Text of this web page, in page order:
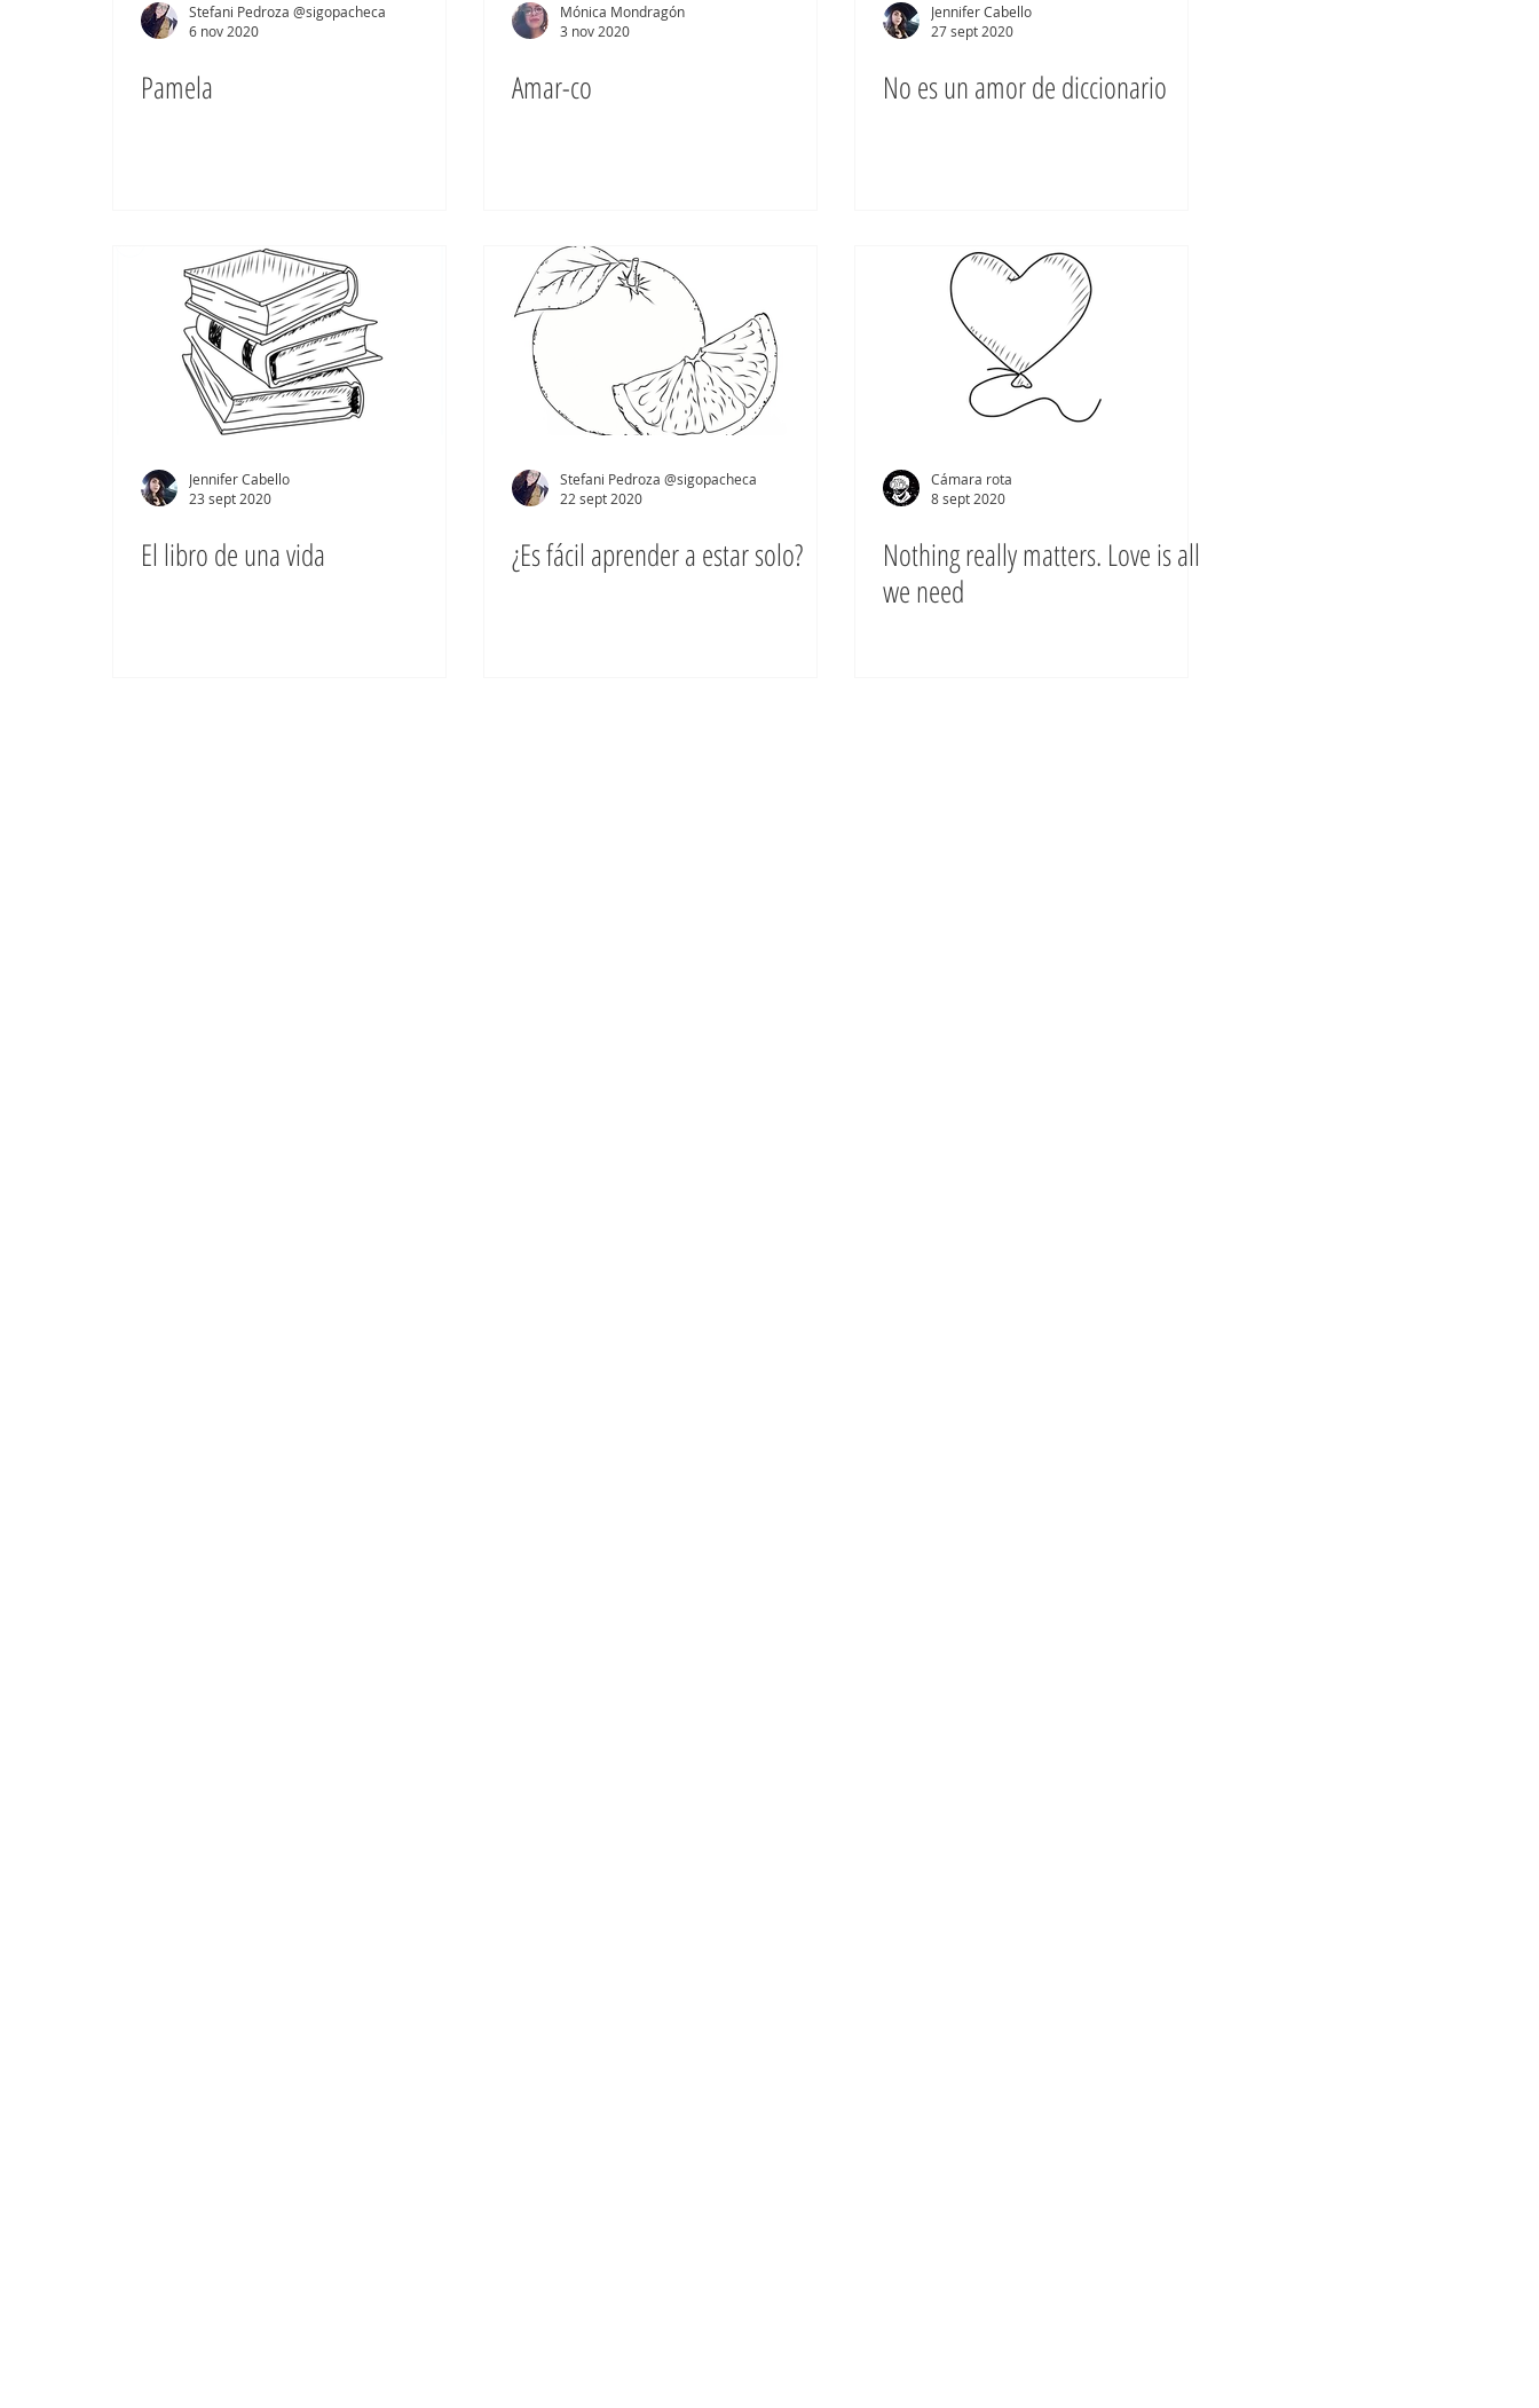
Stefani Pedroza @sigopacheca
6 nov 2020
Pamela
Mónica Mondragón
3 nov 2020
Amar-co
Jennifer Cabello
27 sept 2020
No es un amor de diccionario
Jennifer Cabello
23 sept 2020
El libro de una vida
Stefani Pedroza @sigopacheca
22 sept 2020
¿Es fácil aprender a estar solo?
Cámara rota
8 sept 2020
Nothing really matters. Love is all
we need